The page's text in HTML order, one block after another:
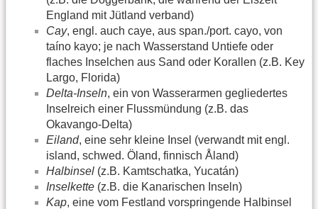
England mit Jütland verband)
Cay, engl. auch caye, aus span./port. cayo, von
taíno kayo; je nach Wasserstand Untiefe oder
flaches Inselchen aus Sand oder Korallen (z.B. Key
Largo, Florida)
Delta-Inseln, ein von Wasserarmen gegliedertes
Inselreich einer Flussmündung (z.B. das
Okavango-Delta)
Eiland, eine sehr kleine Insel (verwandt mit engl.
island, schwed. Öland, finnisch Åland)
Halbinsel (z.B. Kamtschatka, Yucatán)
Inselkette (z.B. die Kanarischen Inseln)
Kap, eine vom Festland vorspringende Halbinsel